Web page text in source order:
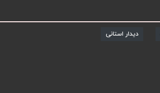
دیدار استانی